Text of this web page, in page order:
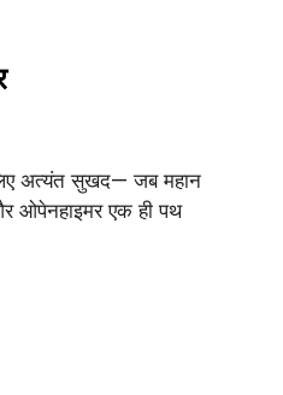
अत्यंत सुखद— जब महान
ओपेनहाइमर एक ही पथ